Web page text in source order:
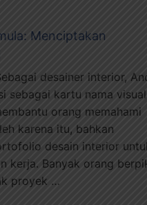
Menciptakan
desainer interior,
sebagai kartu nama
orang memahami
karena itu, bahkan
desain interior
kerja. Banyak orang
proyek …